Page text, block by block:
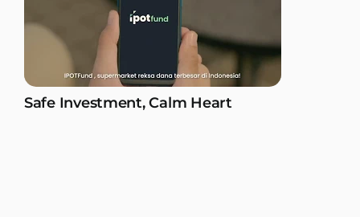
Safe Investment, Calm Heart